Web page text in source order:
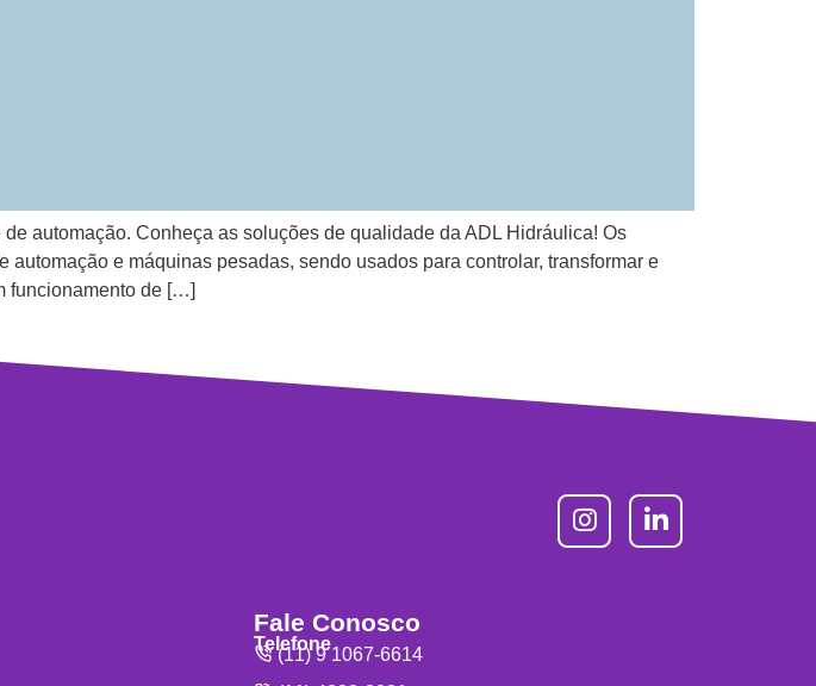
automação. Conheça as soluções de qualidade da ADL Hidráulica! Os
e máquinas pesadas, sendo usados para controlar, transformar e
funcionamento de […]
Fale Conosco
Telefone
(11) 9 1067-6614